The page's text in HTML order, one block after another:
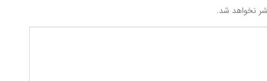
نخواهد شد.